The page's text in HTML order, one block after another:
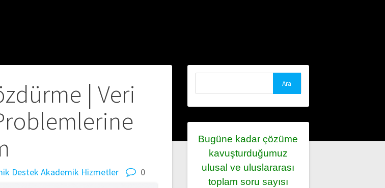
| Veri
DestekAkademik Hizmetler 0
Bugüne kadar çözüme
kavuşturduğumuz
ulusal ve uluslararası
toplam soru sayısı